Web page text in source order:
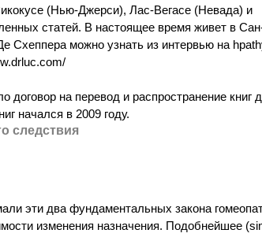
(Нью-Джерси), Лас-Вегасе (Невада) и
статей. В настоящее время живет в
Схеппера можно узнать из интервью на
договор на перевод и распространение книг
начался в 2009 году.
следствия
эти два фундаментальных закона
изменения назначения. Подобнейшее